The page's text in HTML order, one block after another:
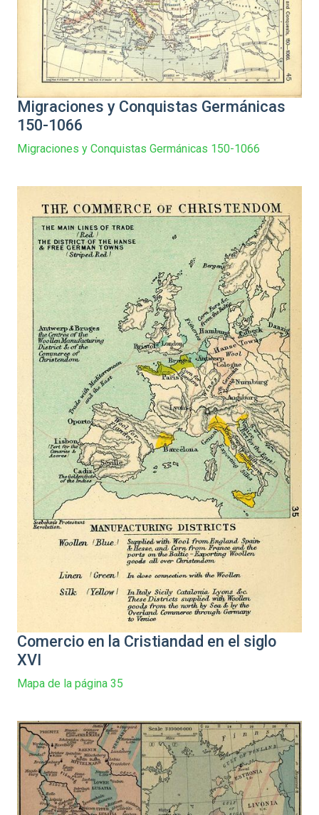
Migraciones y Conquistas Germánicas
150-1066
Migraciones y Conquistas Germánicas 150-1066
Comercio en la Cristiandad en el siglo
XVI
Mapa de la página 35